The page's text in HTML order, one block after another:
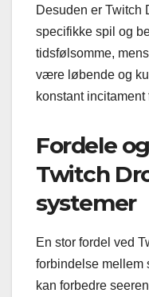
Desuden er Twitch
specifikke spil og
tidsfølsomme,
være løbende og
konstant
Fordele
Twitch
systemer
En stor fordel ved
forbindelse mellem
kan forbedre